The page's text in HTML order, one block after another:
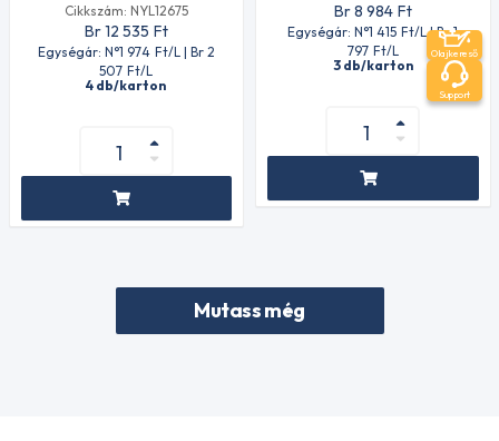
Cikkszám: NYL12675
Br 12 535 Ft
Egységár: N°1 974 Ft/L | Br 2
507 Ft/L
4 db/karton
Br 8 984 Ft
Egységár: N°1 415 Ft/L | Br 1
797 Ft/L
3 db/karton
Mutass még
Olajkereső
Support